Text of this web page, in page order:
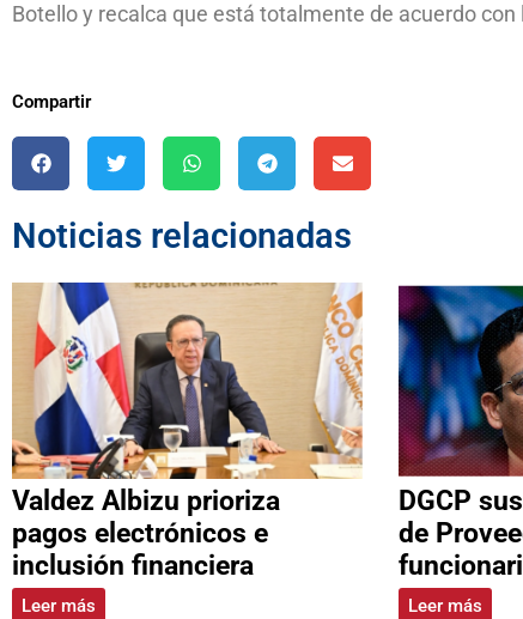
Botello y recalca que está totalmente de acuerdo con
Compartir
Noticias relacionadas
Valdez Albizu prioriza
pagos electrónicos e
inclusión financiera
Leer más
DGCP
de
Leer más